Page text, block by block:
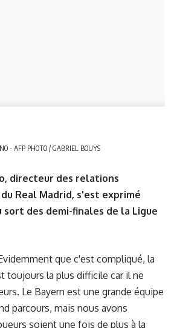
- AFP PHOTO / GABRIEL BOUYS
directeur des relations
Real Madrid, s'est exprimé
sort des demi-finales de la Ligue
que c'est compliqué, la
toujours la plus difficile car il ne
Le Bayern est une grande équipe
parcours, mais nous avons
soient une fois de plus à la